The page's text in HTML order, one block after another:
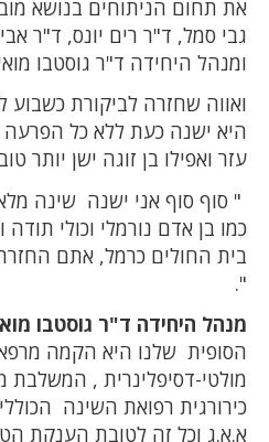
את תחום הניתוחים בנושא
גבי סמל, ד"ר רים יונס, ד"ר
ומנהל היחידה ד"ר גוסטבו
ואווה שחזרה לביקורת
היא ישנה כעת ללא כל הפרעה
עזר ואפילו בן זוגה ישן יותר
" סוף סוף אני ישנה שינה
כמו בן אדם נורמלי וכולי
בית החולים כרמל, אתם
".
מנהל היחידה ד"ר גוסטבו
הסופית שלנו היא הקמה
מולטי-דסיפלינרית , המשלבת
כירורגית רפואת השינה
א.א.ג וכל זה לטובת הענקת